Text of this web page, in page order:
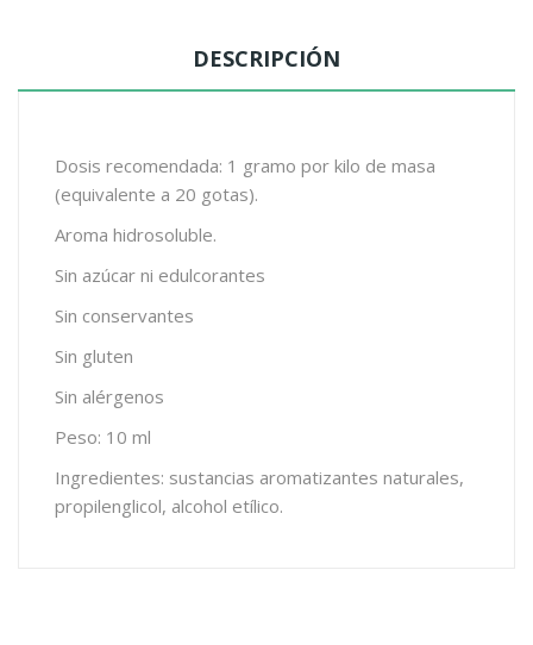
DESCRIPCIÓN
Dosis recomendada: 1 gramo por kilo de masa
(equivalente a 20 gotas).
Aroma hidrosoluble.
Sin azúcar ni edulcorantes
Sin conservantes
Sin gluten
Sin alérgenos
Peso: 10 ml
Ingredientes: sustancias aromatizantes naturales,
propilenglicol, alcohol etílico.